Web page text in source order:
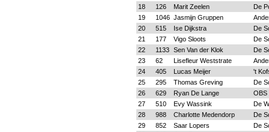
18
126 Marit Zeelen
De
19
1046 Jasmijn Gruppen
20
515 Ise Dijkstra
De
21
177 Vigo Sloots
De
22
1133 Sen Van der Klok
De
23
62 Lisefleur Weststrate
24
405 Lucas Meijer
't
25
295 Thomas Greving
De
26
629 Ryan De Lange
OBS
27
510 Evy Wassink
De
28
988 Charlotte Medendorp
De
29
852 Saar Lopers
De